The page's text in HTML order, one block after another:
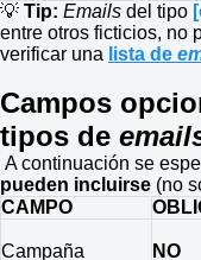
💡 Tip: Emails del tipo
entre otros ficticios, no
verificar una lista de
Campos
tipos de
A continuación se
pueden incluirse (no
CAMPO
Campaña NO